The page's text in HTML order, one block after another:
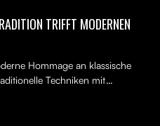
TRIFFT MODERNEN
Hommage an klassische
Techniken mit